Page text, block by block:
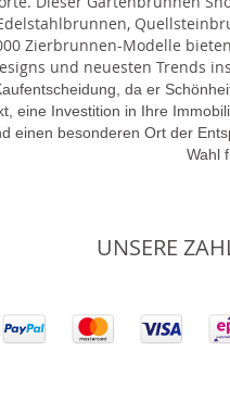
Zierbrunnen-Modelle
und neuesten Trends
da er
eine Investition in Ihre
einen besonderen Ort der
Wahl
UNSERE